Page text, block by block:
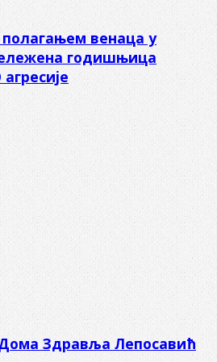
венаца у
годишњица
Здравља Лепосавић